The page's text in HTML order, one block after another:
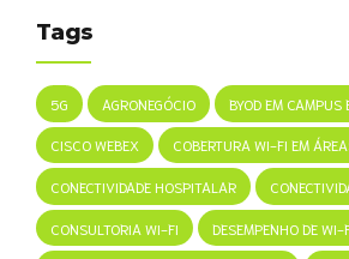
Tags
5G AGRONEGÓCIO BYOD EM CAMPUS
CISCO WEBEX COBERTURA WI-FI EM
CONECTIVIDADE HOSPITALAR
CONSULTORIA WI-FI DESEMPENHO DE WI-